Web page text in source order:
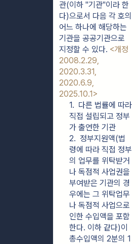
관(이하 "기관"이라 한
다)으로서 다음 각 호의
어느 하나에 해당하는
기관을 공공기관으로
지정할 수 있다. <개정
2008.2.29,
2020.3.31,
2020.6.9,
2025.10.1>
1.  다른 법률에 따라
직접 설립되고 정부
가 출연한 기관
2.  정부지원액(법
령에 따라 직접 정부
의 업무를 위탁받거
나 독점적 사업권을
부여받은 기관의 경
우에는 그 위탁업무
나 독점적 사업으로
인한 수입액을 포함
한다. 이하 같다)이
총수입액의 2분의 1